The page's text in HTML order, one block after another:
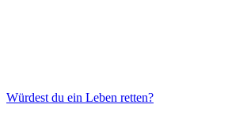
Würdest du ein Leben retten?